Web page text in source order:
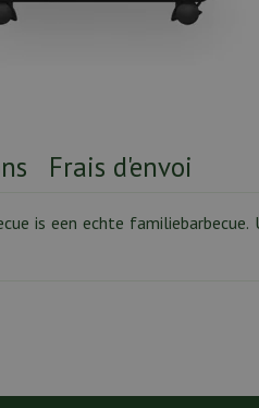
Frais d'envoi
is een echte